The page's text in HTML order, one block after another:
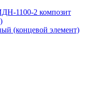
(концевой элемент)